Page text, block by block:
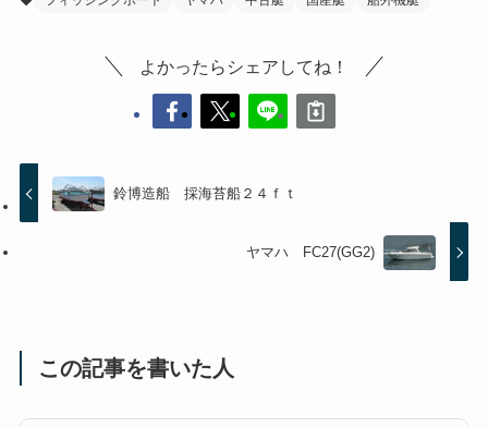
よかったらシェアしてね！
鈴博造船 採海苔船２４ｆｔ
ヤマハ FC27(GG2)
この記事を書いた人